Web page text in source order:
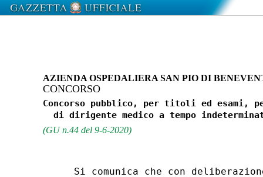
AZIENDA OSPEDALIERA SAN PIO DI
CONCORSO
Concorso pubblico, per titoli ed esami,
(GU n.44 del 9-6-2020)
Si comunica che con